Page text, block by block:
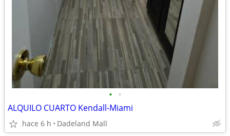
• •
ALQUILO CUARTO Kendall-Miami
hace 6 h Dadeland Mall